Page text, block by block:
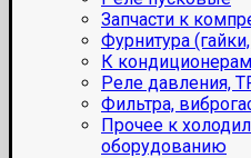
Запчасти к
Фурнитура
К кондиционерам
Реле давления,
Фильтра,
Прочее к
оборудованию